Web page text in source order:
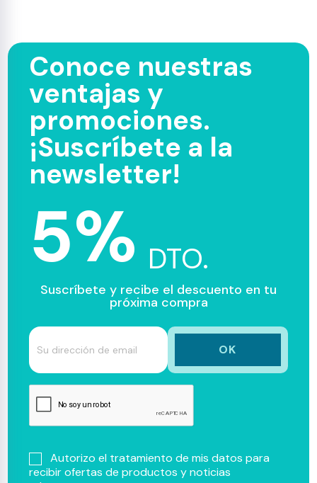
Conoce nuestras
ventajas y
promociones.
¡Suscríbete a la
newsletter!
5% DTO.
Suscríbete y recibe el descuento en tu
próxima compra
Autorizo el tratamiento de mis datos para
recibir ofertas de productos y noticias